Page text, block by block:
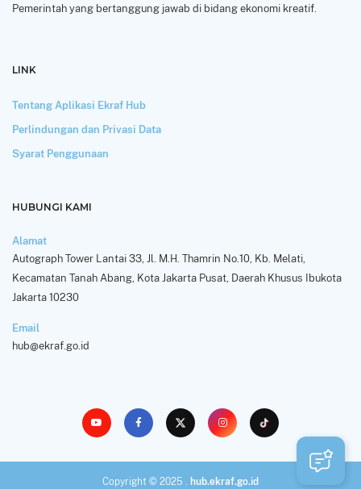
Pemerintah yang bertanggung jawab di bidang ekonomi kreatif.
LINK
Tentang Aplikasi Ekraf Hub
Perlindungan dan Privasi Data
Syarat Penggunaan
HUBUNGI KAMI
Alamat
Autograph Tower Lantai 33, Jl. M.H. Thamrin No.10, Kb. Melati,
Kecamatan Tanah Abang, Kota Jakarta Pusat, Daerah Khusus Ibukota
Jakarta 10230
Email
hub@ekraf.go.id
Copyright © 2025 . hub.ekraf.go.id